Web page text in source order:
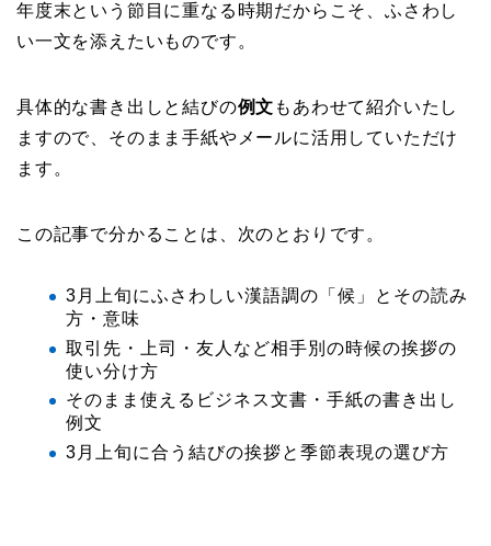
年度末という節目に重なる時期だからこそ、ふさわし
い一文を添えたいものです。
具体的な書き出しと結びの例文 もあわせて紹介いたし
ますので、そのまま手紙やメールに活用していただけ
ます。
この記事で分かることは、次のとおりです。
3月上旬にふさわしい漢語調の「候」とその読み
方・意味
取引先・上司・友人など相手別の時候の挨拶の
使い分け方
そのまま使えるビジネス文書・手紙の書き出し
例文
3月上旬に合う結びの挨拶と季節表現の選び方